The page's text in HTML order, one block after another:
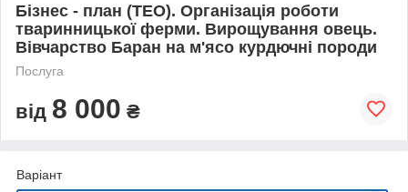
Бізнес - план (ТЕО). Організація роботи
тваринницької ферми. Вирощування овець.
Вівчарство Баран на м'ясо курдючні породи
Послуга
від 8 000 ₴
Варіант